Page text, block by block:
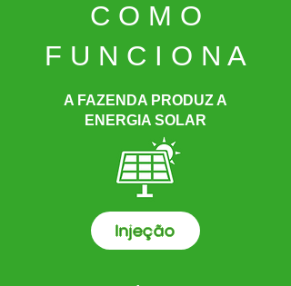
F U N C I O N A
C O M O
A FAZENDA PRODUZ A
ENERGIA SOLAR
Injeção